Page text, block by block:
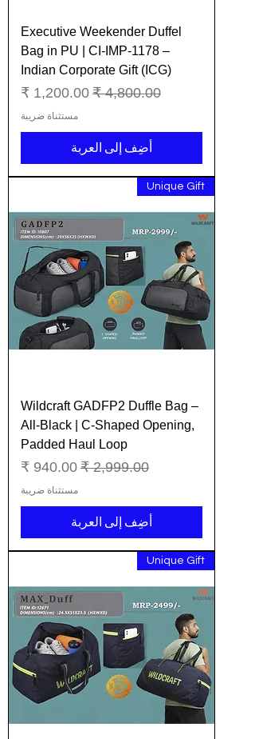
Executive Weekender Duffel
Bag in PU | CI-IMP-1178 –
Indian Corporate Gift (ICG)
سعر عادي سعر البيع
مستثناة ضريبة
أضِف إلى العربة
Unique Gift
Wildcraft GADFP2 Duffle Bag –
All-Black | C-Shaped Opening,
Padded Haul Loop
سعر عادي سعر البيع
مستثناة ضريبة
أضِف إلى العربة
Unique Gift